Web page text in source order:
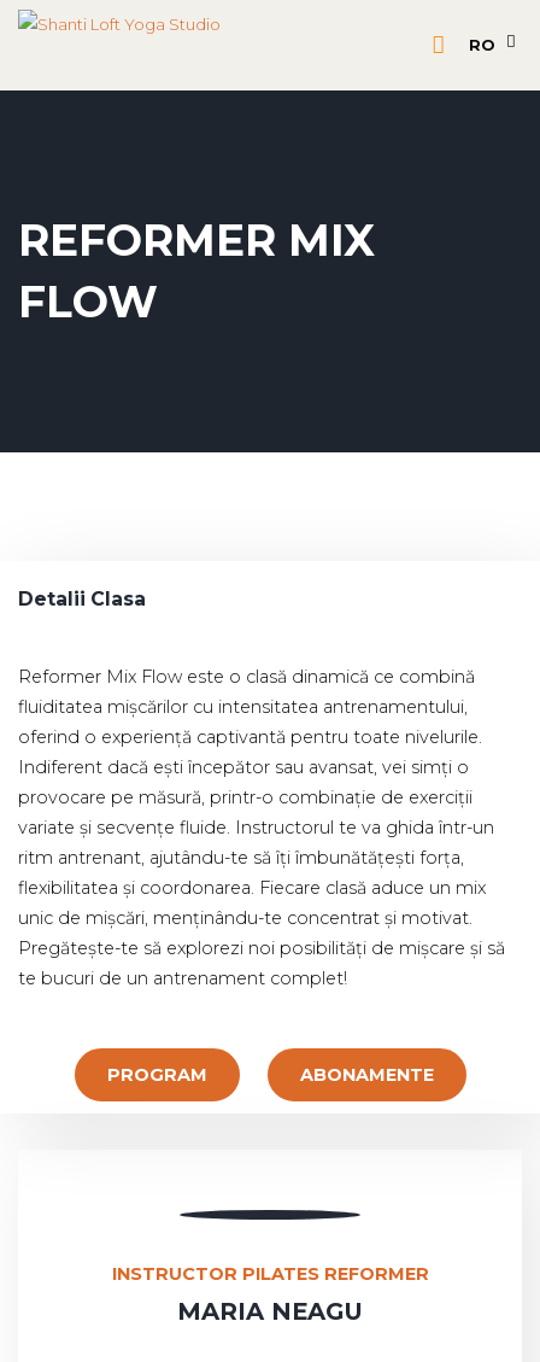
RO
REFORMER MIX
FLOW
Detalii Clasa
Reformer Mix Flow este o clasă dinamică ce combină
fluiditatea mișcărilor cu intensitatea antrenamentului,
oferind o experiență captivantă pentru toate nivelurile.
Indiferent dacă ești începător sau avansat, vei simți o
provocare pe măsură, printr-o combinație de exerciții
variate și secvențe fluide. Instructorul te va ghida într-un
ritm antrenant, ajutându-te să îți îmbunătățești forța,
flexibilitatea și coordonarea. Fiecare clasă aduce un mix
unic de mișcări, menținându-te concentrat și motivat.
Pregătește-te să explorezi noi posibilități de mișcare și să
te bucuri de un antrenament complet!
PROGRAM ABONAMENTE
INSTRUCTOR PILATES REFORMER
MARIA NEAGU